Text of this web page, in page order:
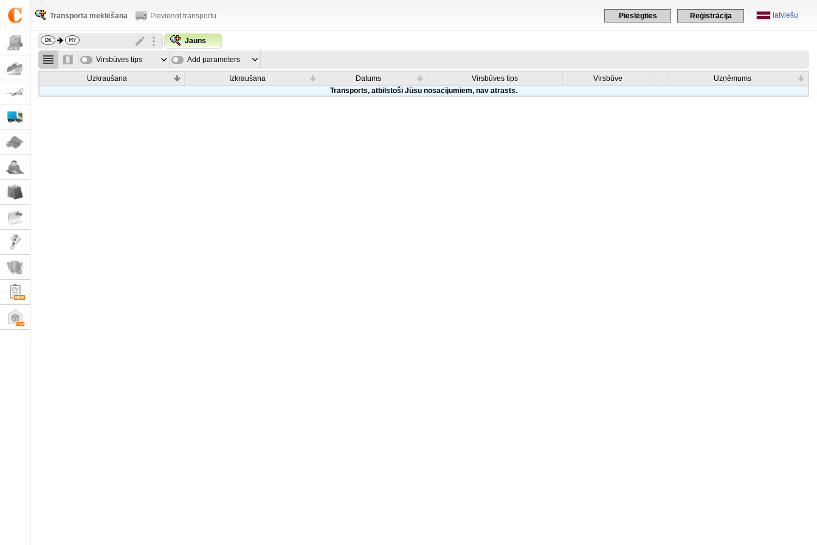
latviešu
Pieslēgties Reģistrācija
Transporta meklēšana Pievienot transportu
Jauns
Virsbūves tips Add parameters
Uzkraušana Izkraušana Datums Virsbūves tips Virsbūve
Uzņēmums
Transports, atbilstoši Jūsu nosacījumiem, nav atrasts.